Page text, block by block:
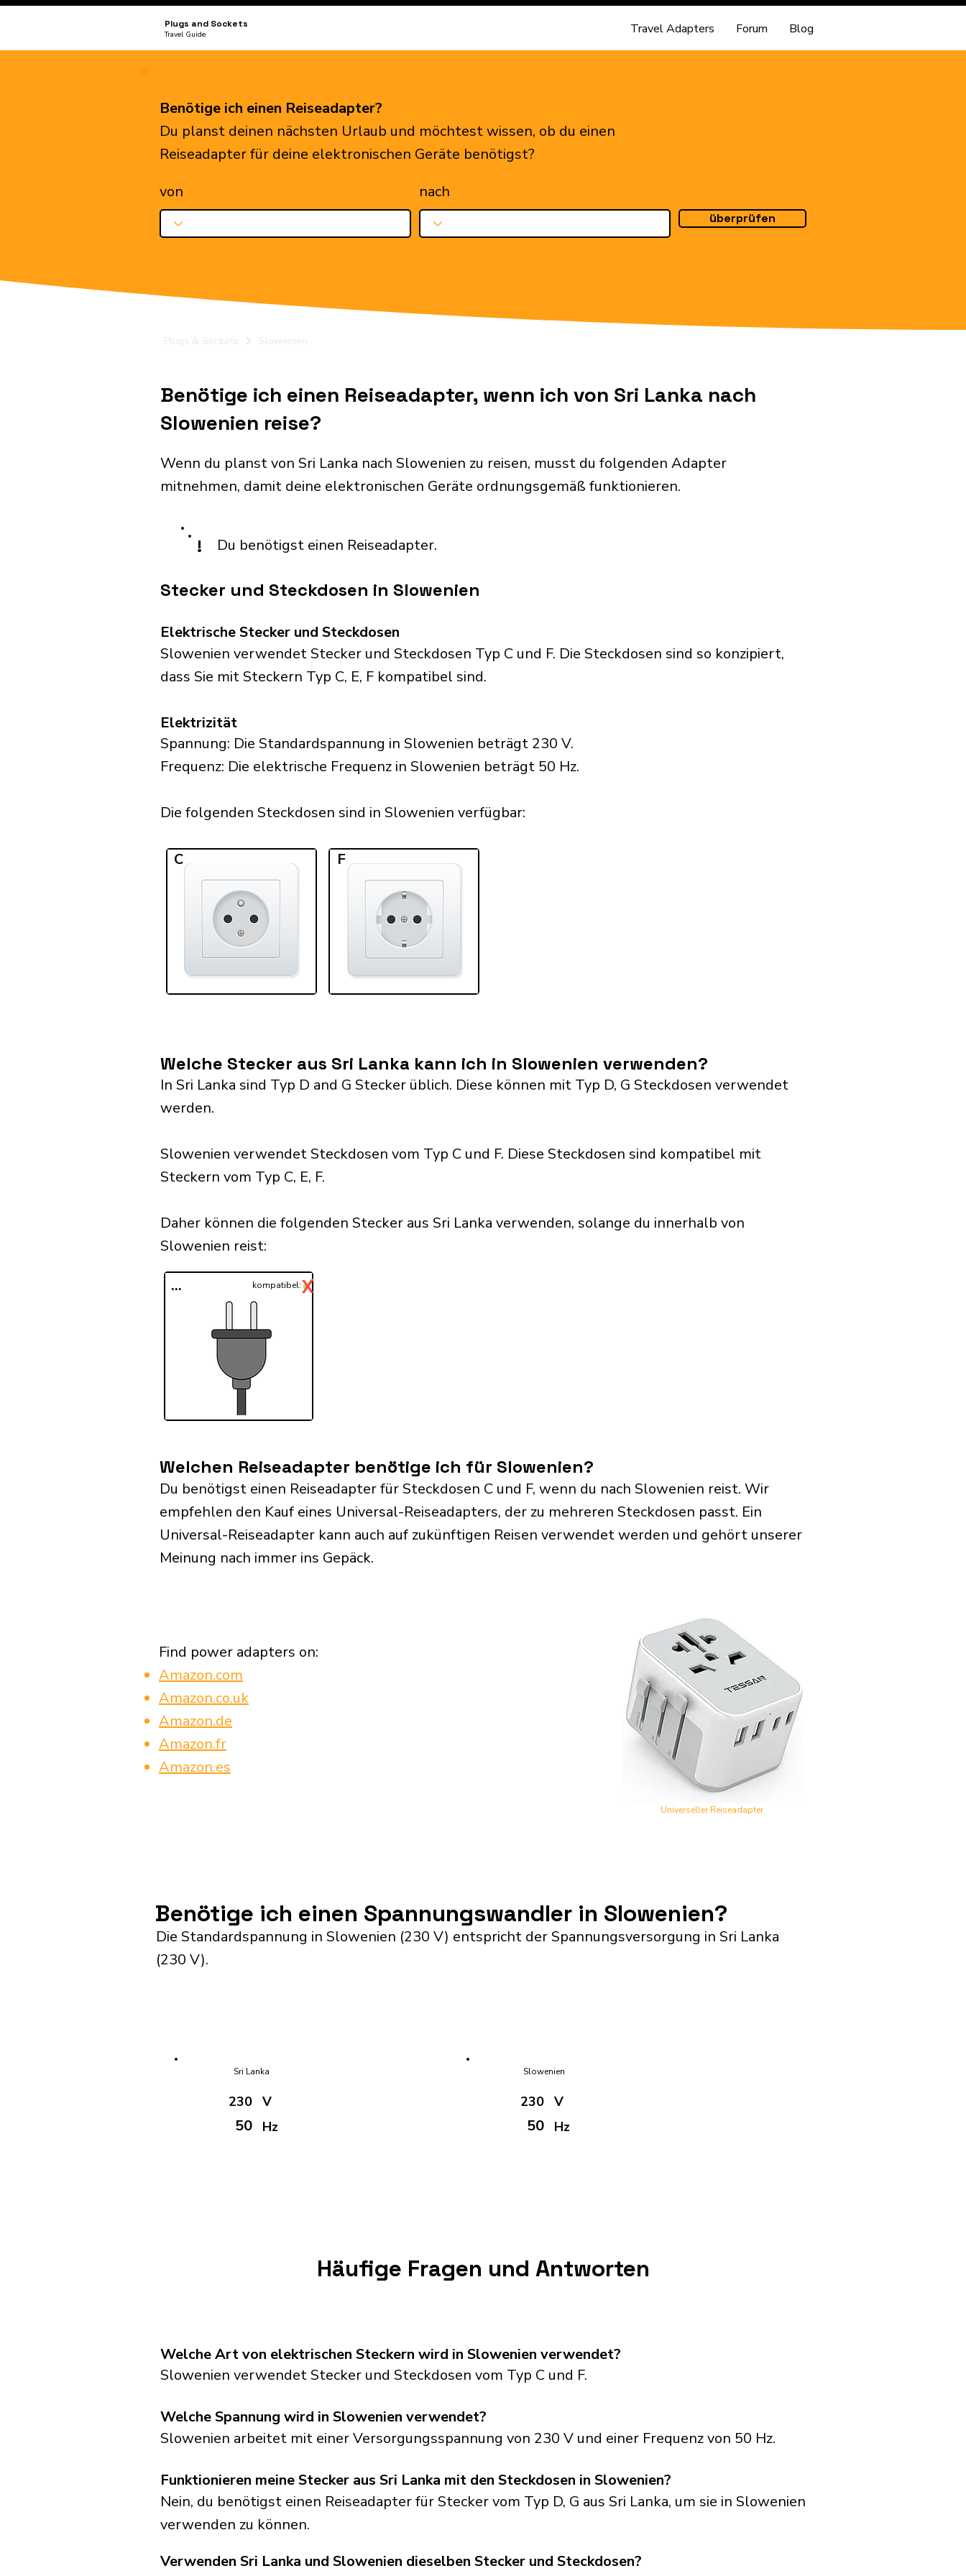
Plugs and Sockets
Travel Guide Travel Adapters Forum Blog
Benötige ich einen Reiseadapter?
Du planst deinen nächsten Urlaub und möchtest wissen, ob du einen
Reiseadapter für deine elektronischen Geräte benötigst?
von
nach
überprüfen
Plugs & Sockets Slowenien
Benötige ich einen Reiseadapter, wenn ich von Sri Lanka nach
Slowenien reise?
Wenn du planst von Sri Lanka nach Slowenien zu reisen, musst du folgenden Adapter
mitnehmen, damit deine elektronischen Geräte ordnungsgemäß funktionieren.
! Du benötigst einen Reiseadapter.
Stecker und Steckdosen in Slowenien
Elektrische Stecker und Steckdosen
Slowenien verwendet Stecker und Steckdosen Typ C und F. Die Steckdosen sind so konzipiert,
dass Sie mit Steckern Typ C, E, F kompatibel sind.
Elektrizität
Spannung: Die Standardspannung in Slowenien beträgt 230 V.
Frequenz: Die elektrische Frequenz in Slowenien beträgt 50 Hz.
Die folgenden Steckdosen sind in Slowenien verfügbar:​
C F
Welche Stecker aus Sri Lanka kann ich in Slowenien verwenden?
In Sri Lanka sind Typ D and G Stecker üblich. Diese können mit Typ D, G Steckdosen verwendet
werden.
Slowenien verwendet Steckdosen vom Typ C und F. Diese Steckdosen sind kompatibel mit
Steckern vom Typ C, E, F.
Daher können die folgenden Stecker aus Sri Lanka verwenden, solange du innerhalb von
Slowenien reist:​
... ✓
kompatibel:X
Welchen Reiseadapter benötige ich für Slowenien?
Du benötigst einen Reiseadapter für Steckdosen C und F, wenn du nach Slowenien reist. Wir
empfehlen den Kauf eines Universal-Reiseadapters, der zu mehreren Steckdosen passt. Ein
Universal-Reiseadapter kann auch auf zukünftigen Reisen verwendet werden und gehört unserer
Meinung nach immer ins Gepäck.
Find power adapters on:
Amazon.com
Amazon.co.uk
Amazon.de
Amazon.fr
Amazon.es
Universeller Reiseadapter
Benötige ich einen Spannungswandler in Slowenien?
Die Standardspannung in Slowenien (230 V) entspricht der Spannungsversorgung in Sri Lanka
(230 V).
Sri Lanka
230
50
V
Hz
Slowenien
230
50
V
Hz
Häufige Fragen und Antworten
Welche Art von elektrischen Steckern wird in Slowenien verwendet?
Slowenien verwendet Stecker und Steckdosen vom Typ C und F.
Welche Spannung wird in Slowenien verwendet?
Slowenien arbeitet mit einer Versorgungsspannung von 230 V und einer Frequenz von 50 Hz.
Funktionieren meine Stecker aus Sri Lanka mit den Steckdosen in Slowenien?
Nein, du benötigst einen Reiseadapter für Stecker vom Typ D, G aus Sri Lanka, um sie in Slowenien
verwenden zu können.
Verwenden Sri Lanka und Slowenien dieselben Stecker und Steckdosen?